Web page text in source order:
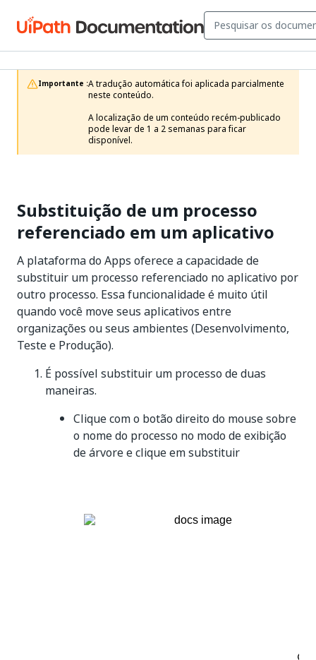
Importante :A tradução automática foi aplicada parcialmente
neste conteúdo.
A localização de um conteúdo recém-publicado
pode levar de 1 a 2 semanas para ficar
disponível.
Substituição de um processo
referenciado em um aplicativo
A plataforma do Apps oferece a capacidade de
substituir um processo referenciado no aplicativo por
outro processo. Essa funcionalidade é muito útil
quando você move seus aplicativos entre
organizações ou seus ambientes (Desenvolvimento,
Teste e Produção).
É possível substituir um processo de duas
maneiras.
Clique com o botão direito do mouse sobre
o nome do processo no modo de exibição
de árvore e clique em substituir